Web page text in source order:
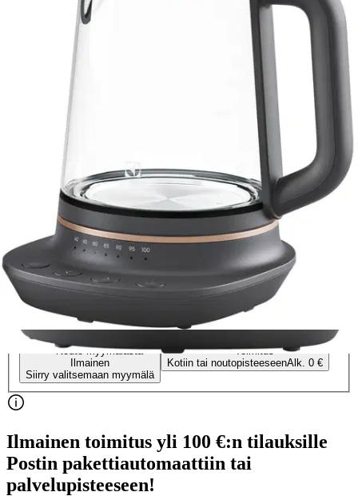
Tuotearvioiden keskiarvo
(1)
84,15 €
Asiakasomistajahinta
Hinta ilman S-Etukorttia:
Verkkokaupan hinta
Valitse toimitustapa
Nouto myymälästä
Ilmainen
Siirry valitsemaan myymälä
Toimitus
Kotiin tai noutopisteeseenAlk. 0 €
Ilmainen toimitus yli 100 €:n tilauksille
Postin pakettiautomaattiin tai
palvelupisteeseen!